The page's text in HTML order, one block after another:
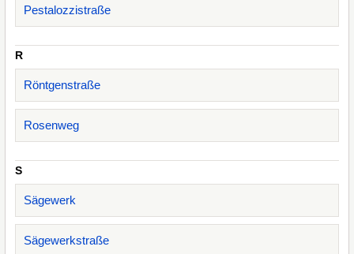
Pestalozzistraße
R
Röntgenstraße
Rosenweg
S
Sägewerk
Sägewerkstraße